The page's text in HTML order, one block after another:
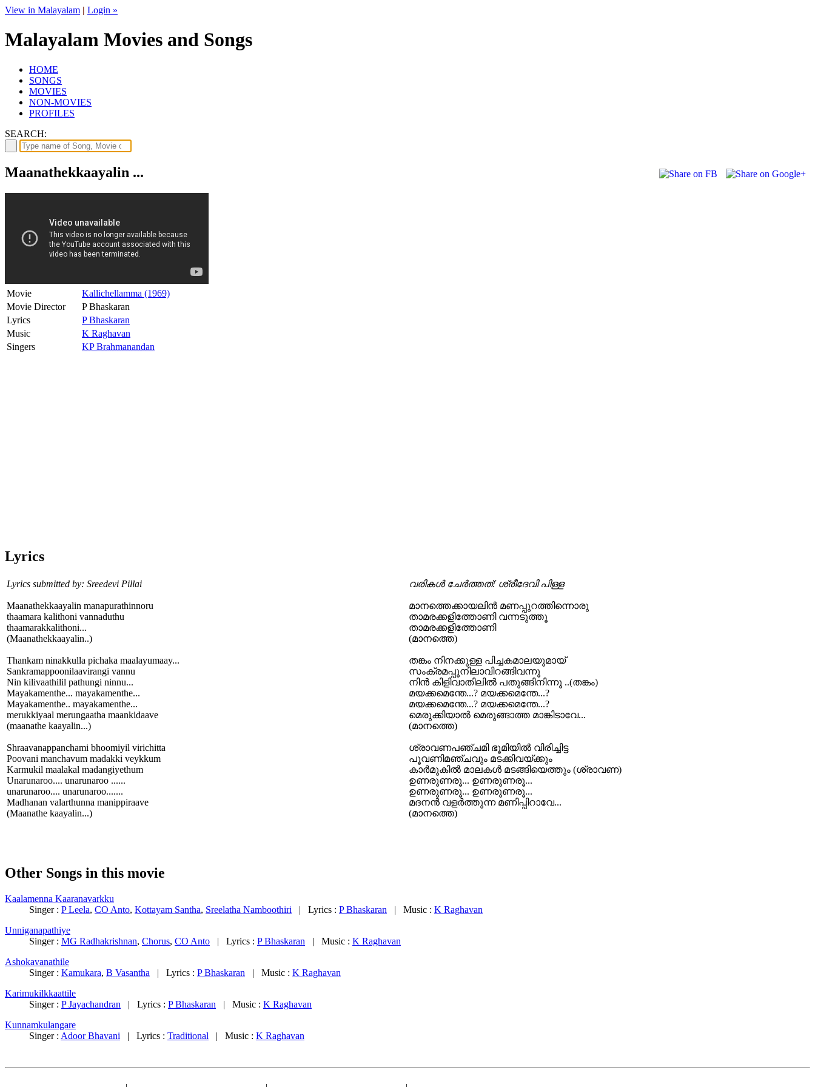
View in Malayalam | Login »
Malayalam Movies and Songs
HOME
SONGS
MOVIES
NON-MOVIES
PROFILES
SEARCH:
Maanathekkaayalin ...
Movie
Kallichellamma (1969)
Movie Director
P Bhaskaran
Lyrics
P Bhaskaran
Music
K Raghavan
Singers
KP Brahmanandan
Lyrics
Lyrics submitted by: Sreedevi Pillai
Maanathekkaayalin manapurathinnoru
thaamara kalithoni vannaduthu
thaamarakkalithoni...
(Maanathekkaayalin..)
Thankam ninakkulla pichaka maalayumaay...
Sankramappoonilaavirangi vannu
Nin kilivaathilil pathungi ninnu...
Mayakamenthe... mayakamenthe...
Mayakamenthe.. mayakamenthe...
merukkiyaal merungaatha maankidaave
(maanathe kaayalin...)
Shraavanappanchami bhoomiyil virichitta
Poovani manchavum madakki veykkum
Karmukil maalakal madangiyethum
Unarunaroo.... unarunaroo ......
unarunaroo.... unarunaroo.......
Madhanan valarthunna manippiraave
(Maanathe kaayalin...)
വരികള്‍ ചേര്‍ത്തത്: ശ്രീദേവി പിള്ള
മാനത്തെക്കായലിൻ മണപ്പുറത്തിന്നൊരു
താമരക്കളിത്തോണി വന്നടുത്തൂ
താമരക്കളിത്തോണി
(മാനത്തെ)
തങ്കം നിനക്കുള്ള പിച്ചകമാലയുമായ്
സംക്രമപ്പൂനിലാവിറങ്ങിവന്നൂ
നിന്‍ കിളിവാതിലില്‍ പതുങ്ങിനിന്നൂ ..(തങ്കം)
മയക്കമെന്തേ...? മയക്കമെന്തേ...?
മയക്കമെന്തേ...? മയക്കമെന്തേ...?
മെരുക്കിയാല്‍ മെരുങ്ങാത്ത മാങ്കിടാവേ...
(മാനത്തെ)
ശ്രാവണപഞ്ചമി ഭൂമിയില്‍ വിരിച്ചിട്ട
പൂവണിമഞ്ചവും മടക്കിവയ്ക്കും
കാർമുകില്‍ മാലകള്‍ മടങ്ങിയെത്തും (ശ്രാവണ)
ഉണരുണരൂ... ഉണരുണരൂ...
ഉണരുണരൂ... ഉണരുണരൂ...
മദനന്‍ വളർത്തുന്ന മണിപ്പിറാവേ...
(മാനത്തെ)
Other Songs in this movie
Kaalamenna Kaaranavarkku
Singer : P Leela, CO Anto, Kottayam Santha, Sreelatha Namboothiri | Lyrics : P Bhaskaran | Music : K Raghavan
Unniganapathiye
Singer : MG Radhakrishnan, Chorus, CO Anto | Lyrics : P Bhaskaran | Music : K Raghavan
Ashokavanathile
Singer : Kamukara, B Vasantha | Lyrics : P Bhaskaran | Music : K Raghavan
Karimukilkkaattile
Singer : P Jayachandran | Lyrics : P Bhaskaran | Music : K Raghavan
Kunnamkulangare
Singer : Adoor Bhavani | Lyrics : Traditional | Music : K Raghavan